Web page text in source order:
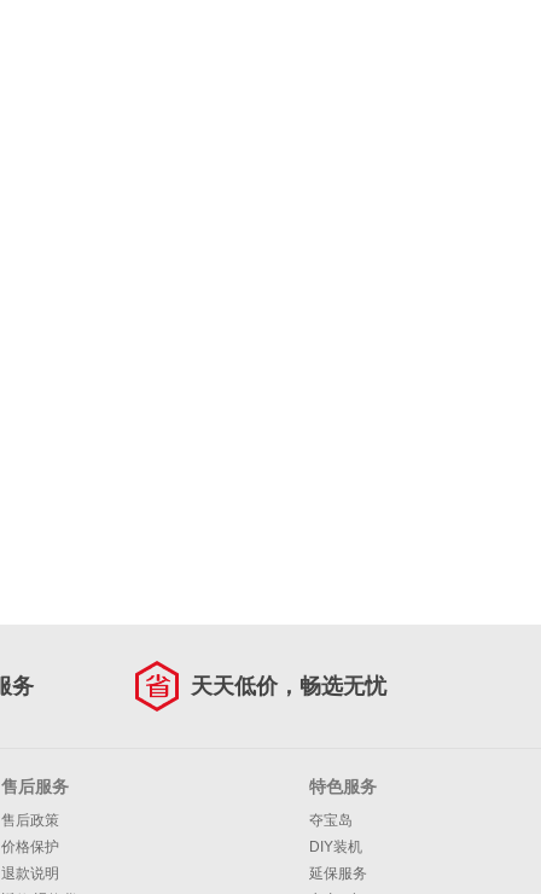
务 天天低价，畅选无忧
售后服务
售后政策
价格保护
退款说明
特色服务
夺宝岛
DIY装机
延保服务